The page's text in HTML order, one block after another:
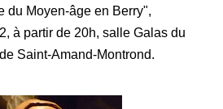
du Moyen-âge en Berry",
à partir de 20h, salle Galas du
Saint-Amand-Montrond.